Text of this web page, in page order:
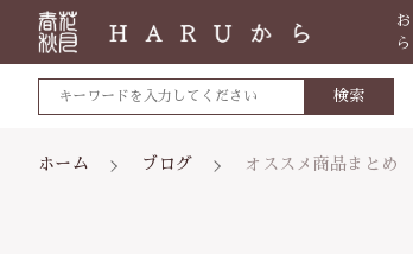
検索
ホーム ブログ オススメ商品まとめ